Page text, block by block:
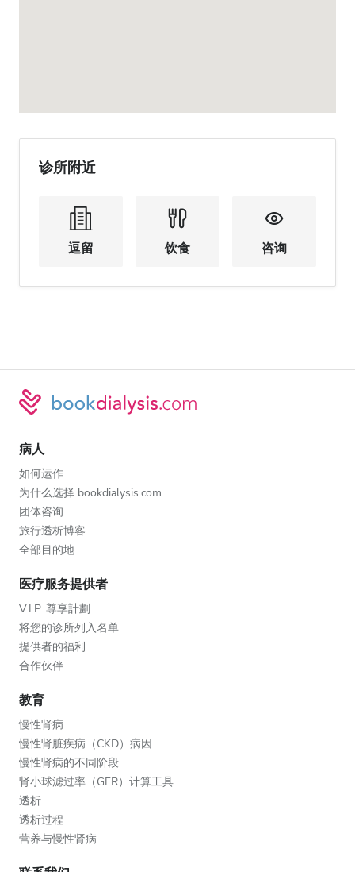
诊所附近
逗留 饮食 咨询
病人
如何运作
为什么选择 bookdialysis.com
团体咨询
旅行透析博客
全部目的地
医疗服务提供者
V.I.P. 尊享計劃
将您的诊所列入名单
提供者的福利
合作伙伴
教育
慢性肾病
慢性肾脏疾病（CKD）病因
慢性肾病的不同阶段
肾小球滤过率（GFR）计算工具
透析
透析过程
营养与慢性肾病